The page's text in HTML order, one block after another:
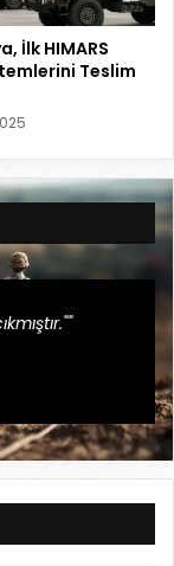
İlk HIMARS
Teslim